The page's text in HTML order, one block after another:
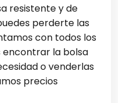
resistente y de
perderte las
con todos los
encontrar la bolsa
o venderlas
precios
bolsas son